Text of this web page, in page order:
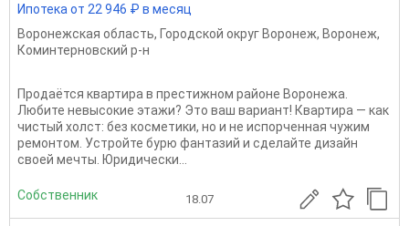
Ипотека от 22 946 ₽ в месяц
Воронежская область, Городской округ Воронеж, Воронеж,
Коминтерновский р-н
Продаётся квартира в престижном районе Воронежа.
Любите невысокие этажи? Это ваш вариант! Квартира — как
чистый холст: без косметики, но и не испорченная чужим
ремонтом. Устройте бурю фантазий и сделайте дизайн
своей мечты. Юридически...
Собственник 18.07